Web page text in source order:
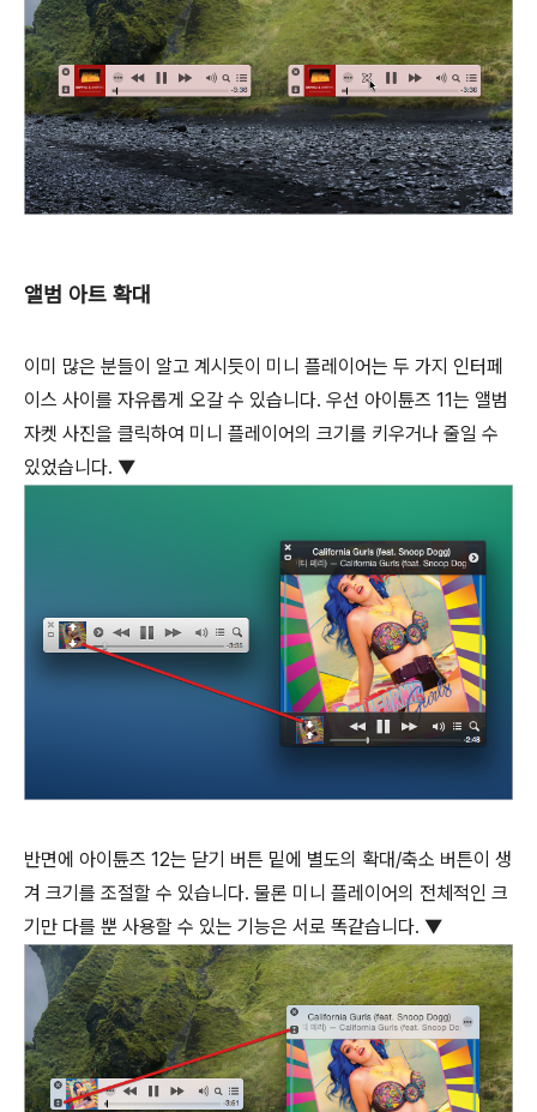
앨범 아트 확대
이미 많은 분들이 알고 계시듯이 미니 플레이어는 두 가지 인터페
이스 사이를 자유롭게 오갈 수 있습니다. 우선 아이튠즈 11는 앨범
자켓 사진을 클릭하여 미니 플레이어의 크기를 키우거나 줄일 수
있었습니다. ▼
반면에 아이튠즈 12는 닫기 버튼 밑에 별도의 확대/축소 버튼이 생
겨 크기를 조절할 수 있습니다. 물론 미니 플레이어의 전체적인 크
기만 다를 뿐 사용할 수 있는 기능은 서로 똑같습니다. ▼